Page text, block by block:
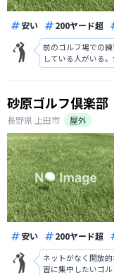
安い 200ヤード超
前のゴルフ場での
している人がいる
ないので、注意す
非、貼り紙。 そう
砂原ゴルフ倶楽部
長野県 上田市
屋外
安い 200ヤード超
ネットがなく開放
習に集中したいゴ